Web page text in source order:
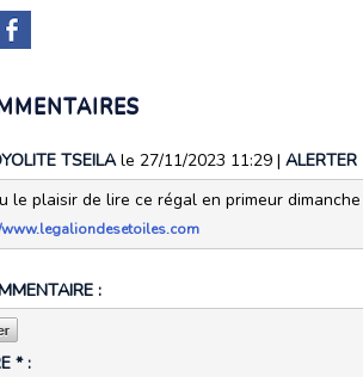
TSEILAle 27/11/2023 11:29 | ALERTER
le plaisir de lire ce régal en primeur
:
* :